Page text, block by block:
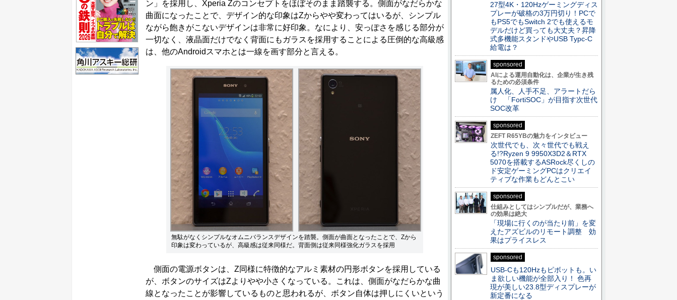
ン」を採用し、Xperia Zのコンセプトをほぼそのまま踏襲する。側面がなだらかな
曲面になったことで、デザイン的な印象はZからやや変わってはいるが、シンプル
ながら飽きがこないデザインは非常に好印象。なにより、安っぽさを感じる部分が
一切なく、液晶面だけでなく背面にもガラスを採用することによる圧倒的な高級感
は、他のAndroidスマホとは一線を画す部分と言える。
無駄がなくシンプルなオムニバランスデザインを踏襲。側面が曲面となったことで、Zから
印象は変わっているが、高級感は従来同様だ。背面側は従来同様強化ガラスを採用
側面の電源ボタンは、Z同様に特徴的なアルミ素材の円形ボタンを採用している
が、ボタンのサイズはZよりやや小さくなっている。これは、側面がなだらかな曲
線となったことが影響しているものと思われるが、ボタン自体は押しにくいという
27型4K・120Hzゲーミングディス
プレーが破格の3万円切り！PCで
もPS5でもSwitch 2でも使えるモ
デルだけど買っても大丈夫？昇降
式多機能スタンドやUSB Typc-C
給電は？
sponsored
AIによる運用自動化は、企業が生き残
るための必須条件
属人化、人手不足、アラートだら
け 「FortiSOC」が目指す次世代
SOC改革
sponsored
ZEFT R65YBの魅力をインタビュー
次世代でも、次々世代でも戦え
る!?Ryzen 9 9950X3D2＆RTX
5070を搭載するASRock尽くしの
ド安定ゲーミングPCはクリエイ
ティブな作業もどんとこい
sponsored
仕組みとしてはシンプルだが、業務へ
の効果は絶大
「現場に行くのが当たり前」を変
えたアズビルのリモート調整 効
果はプライスレス
sponsored
USB-Cも120Hzもピボットも。い
ま欲しい機能が全部入り！ 色再
現が美しい23.8型ディスプレーが
新定番になる